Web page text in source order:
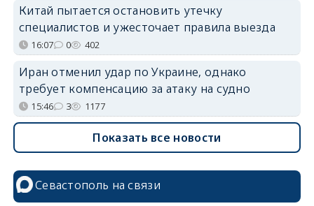
Китай пытается остановить утечку
специалистов и ужесточает правила выезда
16:07 0 402
Иран отменил удар по Украине, однако
требует компенсацию за атаку на судно
15:46 3 1177
Показать все новости
Севастополь на связи